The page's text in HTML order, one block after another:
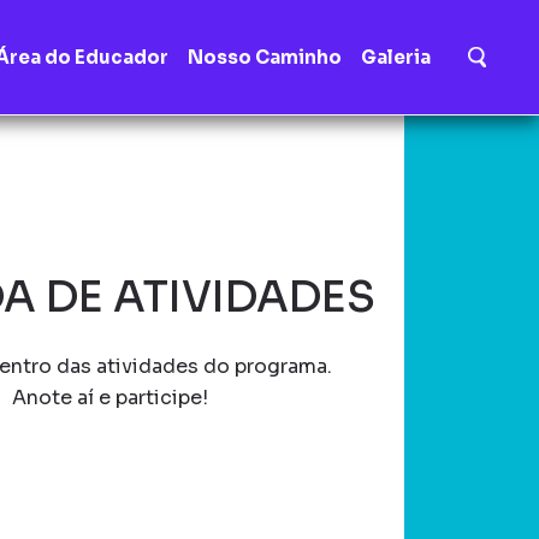
do Educador Nosso Caminho Galeria
DE ATIVIDADES
das atividades do programa.
Anote aí e participe!